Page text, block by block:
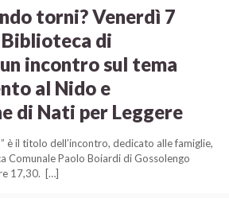
torni? Venerdì 7
di
incontro sul tema
al Nido e
di Nati per Leggere
è il titolo dell’incontro, dedicato alle famiglie,
Comunale Paolo Boiardi di Gossolengo
17,30. […]